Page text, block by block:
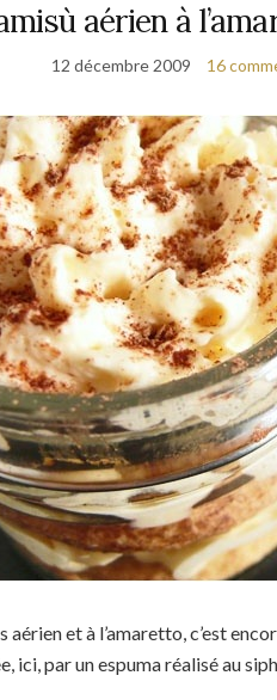
aérien à
12 décembre 2009 16
aérien et à l’amaretto, c’est
ici, par un espuma réalisé au